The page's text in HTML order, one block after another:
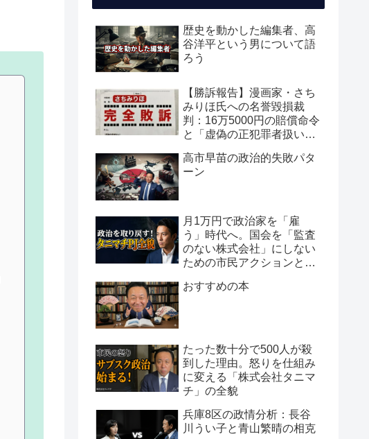
歴史を動かした編集者、高
谷洋平という男について語
ろう
【勝訴報告】漫画家・さち
みりほ氏への名誉毀損裁
判：16万5000円の賠償命令
と「虚偽の正犯罪者扱い」
高市早苗の政治的失敗パタ
ーン
月1万円で政治家を「雇
う」時代へ。国会を「監査
のない株式会社」にしない
ための市民アクションと組
おすすめの本
たった数十分で500人が殺
到した理由。怒りを仕組み
に変える「株式会社タニマ
チ」の全貌
兵庫8区の政情分析：長谷
川うい子と青山繁晴の相克